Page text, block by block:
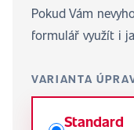
Pokud Vám
formulář využít i
VARIANTA
Standard